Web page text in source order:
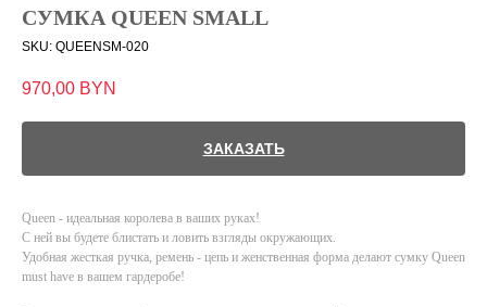
СУМКА QUEEN SMALL
SKU: QUEENSM-020
970,00 BYN
ЗАКАЗАТЬ
Queen - идеальная королева в ваших руках!
С ней вы будете блистать и ловить взгляды окружающих.
Удобная жесткая ручка, ремень - цепь и женственная форма делают сумку Queen
must have в вашем гардеробе!